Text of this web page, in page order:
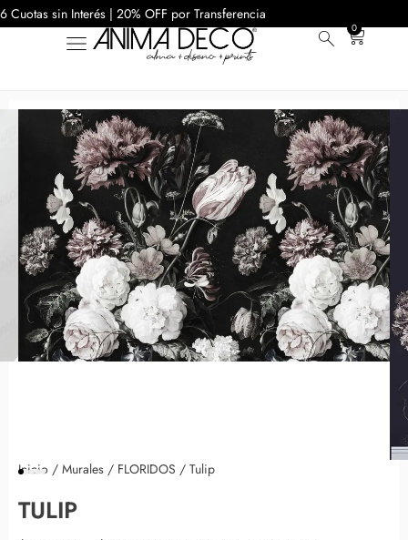
6 Cuotas sin Interés | 20% OFF por Transferencia
0
Inicio / Murales / FLORIDOS / Tulip
TULIP